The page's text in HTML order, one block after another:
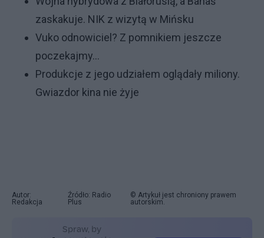
zaskakuje. NIK z wizytą w Mińsku
Vuko odnowiciel? Z pomnikiem jeszcze
poczekajmy...
Produkcje z jego udziałem oglądały miliony.
Gwiazdor kina nie żyje
Autor:
Redakcja
Źródło: Radio
Plus
© Artykuł jest chroniony prawem
autorskim.